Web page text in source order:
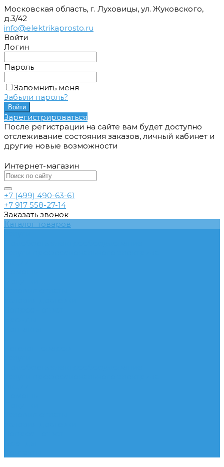
Московская область, г. Луховицы, ул. Жуковского,
д.3/42
info@elektrikaprosto.ru
Войти
Логин
Пароль
Запомнить меня
Забыли пароль?
Зарегистрироваться
После регистрации на сайте вам будет доступно
отслеживание состояния заказов, личный кабинет и
другие новые возможности
Интернет-магазин
+7 (499) 490-63-61
+7 917 558-27-14
Заказать звонок
Каталог товаров